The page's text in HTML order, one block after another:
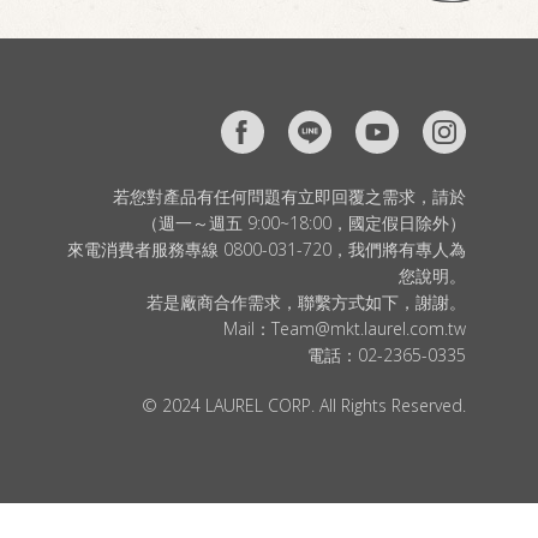
若您對產品有任何問題有立即回覆之需求，請於
（週一～週五 9:00~18:00，國定假日除外）
來電消費者服務專線 0800-031-720，我們將有專人為
您說明。
若是廠商合作需求，聯繫方式如下，謝謝。
Mail： Team@mkt.laurel.com.tw
電話： 02-2365-0335
© 2024 LAUREL CORP. All Rights Reserved.